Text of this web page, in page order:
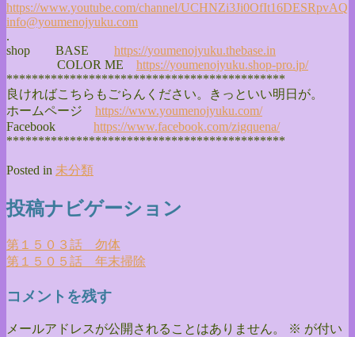
https://www.youtube.com/channel/UCHNZi3Ji0OfIt16DESRpvAQ
info@youmenojyuku.com
.
shop BASE https://youmenojyuku.thebase.in
COLOR ME https://youmenojyuku.shop-pro.jp/
********************************************
良ければこちらもごらんください。きっといい明日が。
ホームページ https://www.youmenojyuku.com/
Facebook https://www.facebook.com/zigquena/
********************************************
Posted in 未分類
投稿ナビゲーション
第１５０３話 勿体
第１５０５話 年末掃除
コメントを残す
メールアドレスが公開されることはありません。 ※ が付い